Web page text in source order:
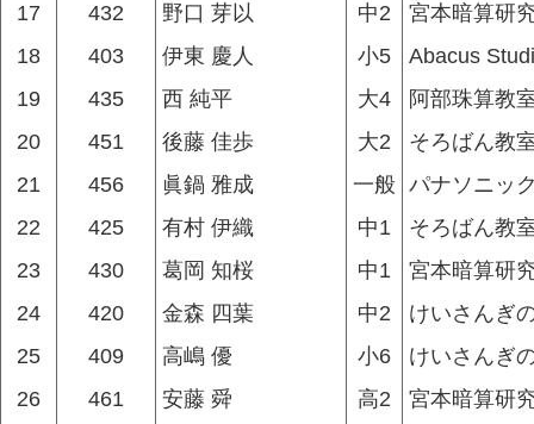
17
432 野口 芽以 中2
宮本暗算研
18
403 伊東 慶人 小5
Abacus
19
435 西 純平 大4
阿部珠算教
20
451 後藤 佳歩 大2
そろばん教
21
456 眞鍋 雅成 一般 パナソニッ
22
425 有村 伊織 中1
そろばん教
23
430 葛岡 知桜 中1
宮本暗算研
24
420 金森 四葉 中2
けいさんぎ
25
409 高嶋 優 小6
けいさんぎ
26
461 安藤 舜 高2
宮本暗算研